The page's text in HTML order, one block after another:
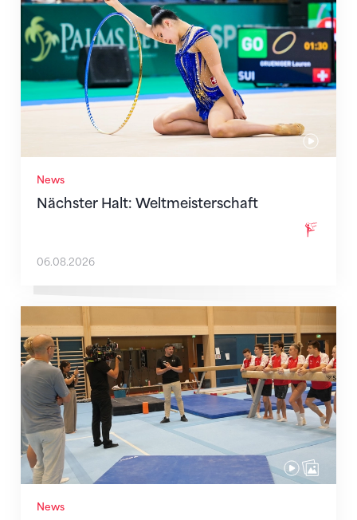
News
Nächster Halt: Weltmeisterschaft
06.08.2026
News
Mit klaren Zielen nach Zagreb